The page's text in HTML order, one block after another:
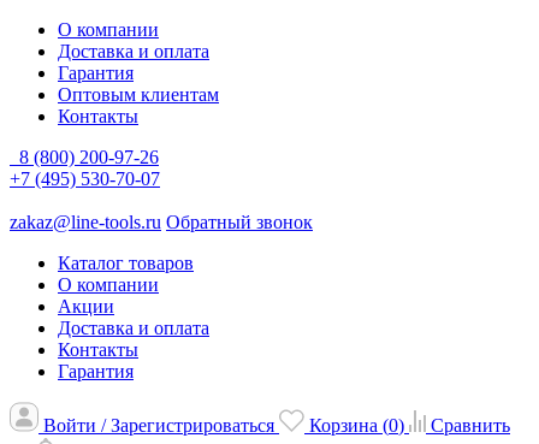
О компании
Доставка и оплата
Гарантия
Оптовым клиентам
Контакты
8 (800) 200-97-26
+7 (495) 530-70-07
zakaz@line-tools.ru Обратный звонок
Каталог товаров
О компании
Акции
Доставка и оплата
Контакты
Гарантия
Войти / Зарегистрироваться Корзина (0)
Сравнить